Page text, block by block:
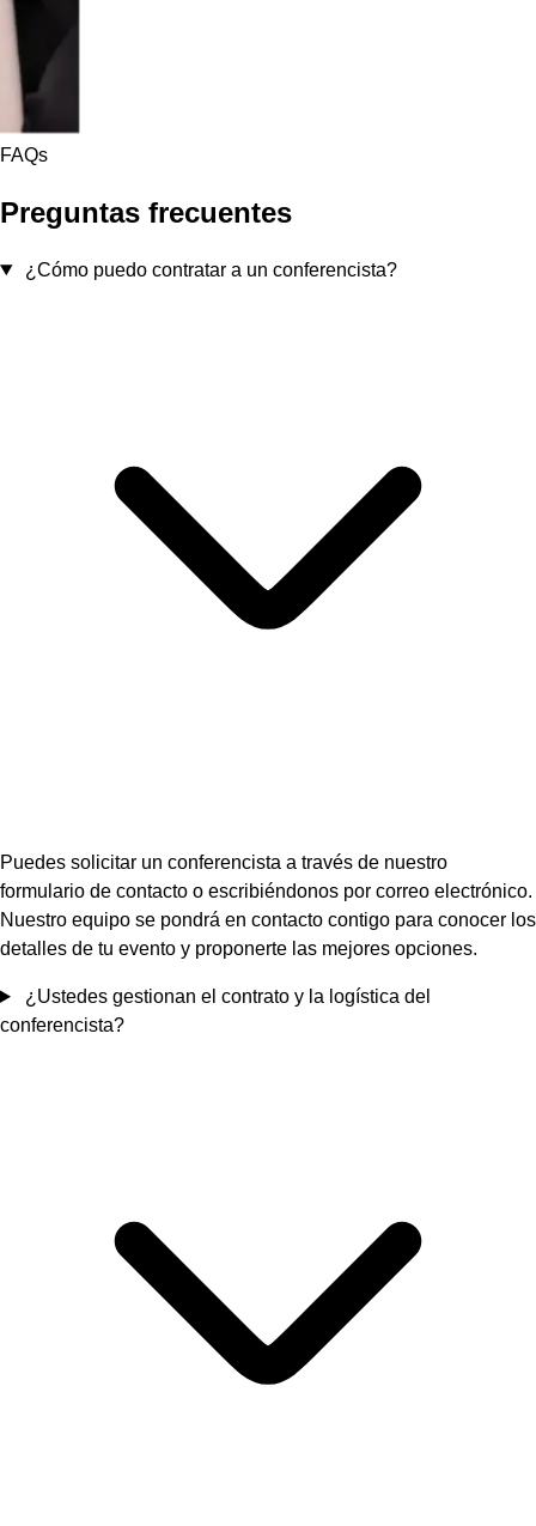
FAQs
Preguntas frecuentes
¿Cómo puedo contratar a un conferencista?
Puedes solicitar un conferencista a través de nuestro
formulario de contacto o escribiéndonos por correo electrónico.
Nuestro equipo se pondrá en contacto contigo para conocer los
detalles de tu evento y proponerte las mejores opciones.
¿Ustedes gestionan el contrato y la logística del
conferencista?